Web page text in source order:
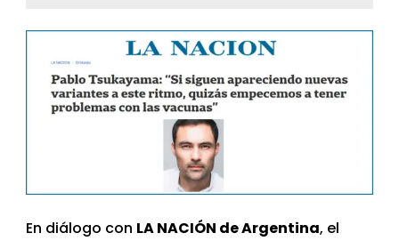
En diálogo con LA NACIÓN de Argentina, el